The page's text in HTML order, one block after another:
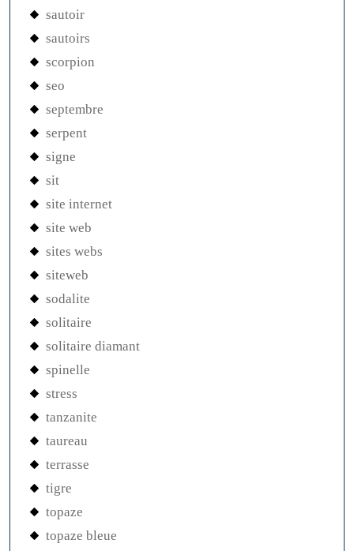
sautoir
sautoirs
scorpion
seo
septembre
serpent
signe
sit
site internet
site web
sites webs
siteweb
sodalite
solitaire
solitaire diamant
spinelle
stress
tanzanite
taureau
terrasse
tigre
topaze
topaze bleue